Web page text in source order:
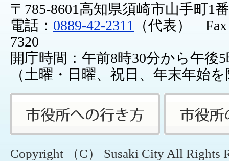
〒785-8601高知県須崎市山手町1
電話： 0889-42-2311
（代表） Fax
7320
開庁時間：午前8時30分から午後
（土曜・日曜、祝日、年末年始
Copyright （C） Susaki City All Rights